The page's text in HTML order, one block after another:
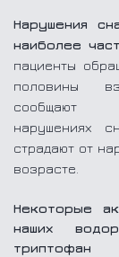
Нарушения
наиболее
пациенты
половины
сообщают
нарушениях
страдают от
возрасте.
Некоторые
наших